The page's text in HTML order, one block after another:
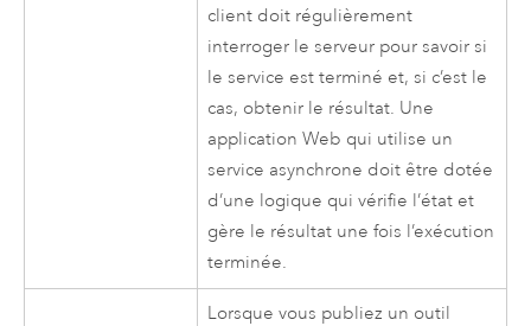
client doit régulièrement
interroger le serveur pour savoir si
le service est terminé et, si c’est le
cas, obtenir le résultat. Une
application Web qui utilise un
service asynchrone doit être dotée
d’une logique qui vérifie l’état et
gère le résultat une fois l’exécution
terminée.
Lorsque vous publiez un outil